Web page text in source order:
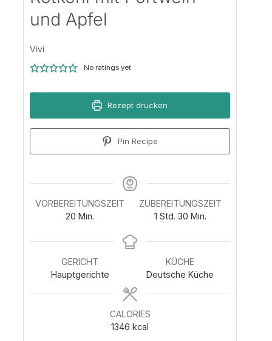
und Apfel
Vivi
No ratings yet
Rezept drucken
Pin Recipe
VORBEREITUNGSZEIT
20 M
n
t
e
n
Min.
ZUBEREITUNGSZEIT
1S
u
e
Std. 30M
n
t
e
n
Min.
GERICHT
Hauptgerichte
KÜCHE
Deutsche Küche
CALORIES
1346 kcal